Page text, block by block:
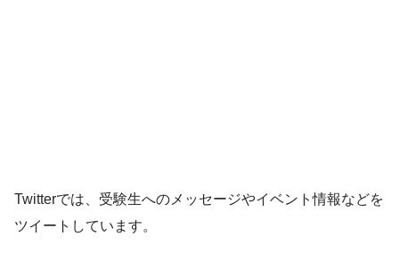
Twitterでは、受験生へのメッセージやイベント情報などを
ツイートしています。